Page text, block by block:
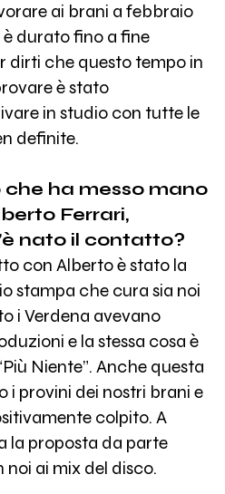
ai brani a febbraio
è durato fino a fine
dirti che questo tempo in
è stato
in studio con tutte le
definite.
ha messo mano
Ferrari,
nato il contatto?
con Alberto è stato la
stampa che cura sia noi
i Verdena avevano
e la stessa cosa è
Niente”. Anche questa
i provini dei nostri brani e
colpito. A
la proposta da parte
ai mix del disco.